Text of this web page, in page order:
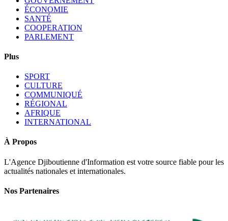
ÉCONOMIE
SANTÉ
COOPERATION
PARLEMENT
Plus
SPORT
CULTURE
COMMUNIQUÉ
RÉGIONAL
AFRIQUE
INTERNATIONAL
À Propos
L'Agence Djiboutienne d'Information est votre source fiable pour les
actualités nationales et internationales.
Nos Partenaires